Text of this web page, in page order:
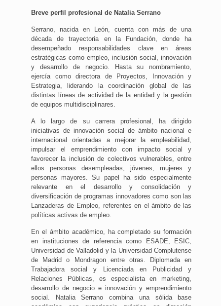
Breve perfil profesional de Natalia Serrano
Serrano, nacida en León, cuenta con más de una
década de trayectoria en la Fundación, donde ha
desempeñado responsabilidades clave en áreas
estratégicas como empleo, inclusión social, innovación
y desarrollo de negocio. Hasta su nombramiento,
ejercía como directora de Proyectos, Innovación y
Estrategia, liderando la coordinación global de las
distintas líneas de actividad de la entidad y la gestión
de equipos multidisciplinares.
A lo largo de su carrera profesional, ha dirigido
iniciativas de innovación social de ámbito nacional e
internacional orientadas a mejorar la empleabilidad,
impulsar el emprendimiento con impacto social y
favorecer la inclusión de colectivos vulnerables, entre
ellos personas desempleadas, jóvenes, mujeres y
personas mayores. Su papel ha sido especialmente
relevante en el desarrollo y consolidación y
diversificación de programas innovadores como son las
Lanzaderas de Empleo, referentes en el ámbito de las
políticas activas de empleo.
En el ámbito académico, ha completado su formación
en instituciones de referencia como ESADE, ESIC,
Universidad de Valladolid y la Universidad Complutense
de Madrid o Mondragon entre otras. Diplomada en
Trabajadora social y Licenciada en Publicidad y
Relaciones Públicas, es especialista en marketing,
desarrollo de negocio e innovación y emprendimiento
social. Natalia Serrano combina una sólida base